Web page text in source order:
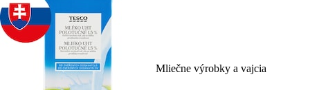
Mliečne výrobky a vajcia